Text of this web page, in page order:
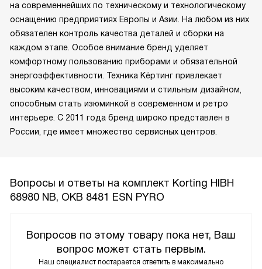
на современнейших по техническому и технологическому
оснащению предприятиях Европы и Азии. На любом из них
обязателен контроль качества деталей и сборки на
каждом этапе. Особое внимание бренд уделяет
комфортному пользованию приборами и обязательной
энергоэффективности. Техника Кёртинг привлекает
высоким качеством, инновациями и стильным дизайном,
способным стать изюминкой в современном и ретро
интерьере. С 2011 года бренд широко представлен в
России, где имеет множество сервисных центров.
Вопросы и ответы на комплект Korting HIBH
68980 NB, OKB 8481 ESN PYRO
Вопросов по этому товару пока нет, Ваш
вопрос может стать первым.
Наш специалист постарается ответить в максимально